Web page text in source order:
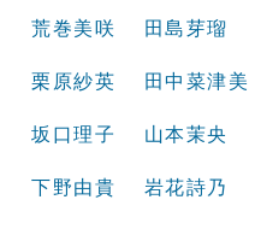
荒巻美咲 田島芽瑠
栗原紗英 田中菜津美
坂口理子 山本茉央
下野由貴 岩花詩乃